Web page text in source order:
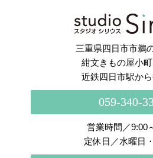
三重県四日市市鵜
紺文きもの屋小
近鉄四日市駅か
059-340-
営業時間／9:00
定休日／水曜日